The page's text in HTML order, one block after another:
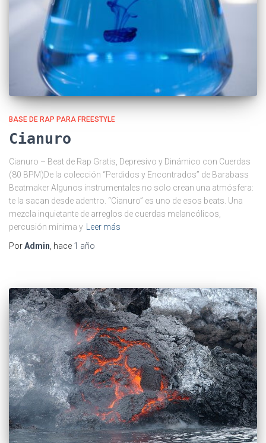
BASE DE RAP PARA FREESTYLE
Cianuro
Cianuro – Beat de Rap Gratis, Depresivo y Dinámico con Cuerdas
(80 BPM)De la colección “Perdidos y Encontrados” de Barabass
Beatmaker Algunos instrumentales no solo crean una atmósfera:
te la sacan desde adentro. “Cianuro” es uno de esos beats. Una
mezcla inquietante de arreglos de cuerdas melancólicos,
percusión mínima y
Leer más
PorAdmin , hace 1 año